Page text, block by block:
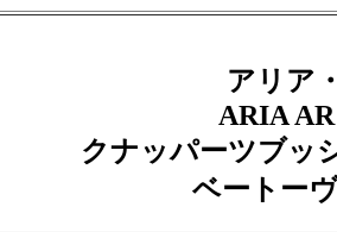
アリア
ARIA AR
クナッパーツブッ
ベートー